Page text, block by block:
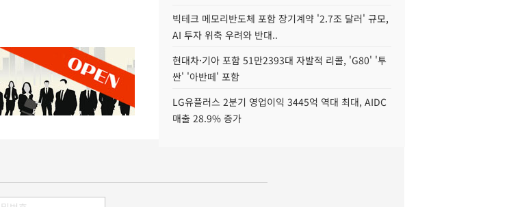
빅테크 메모리반도체 포함 장기계약 '2.7조 달러' 규모,
AI 투자 위축 우려와 반대..
현대차·기아 포함 51만2393대 자발적 리콜, 'G80' '투
싼' '아반떼' 포함
LG유플러스 2분기 영업이익 3445억 역대 최대, AIDC
매출 28.9% 증가